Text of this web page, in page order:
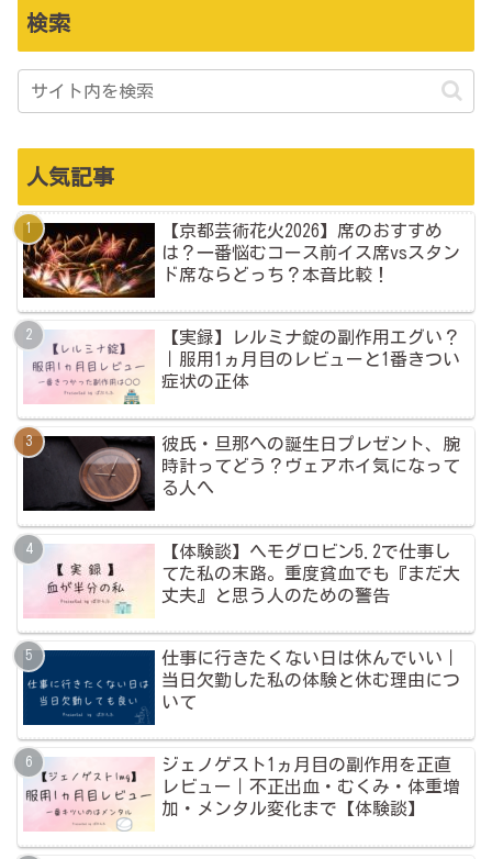
検索
人気記事
【京都芸術花火2026】席のおすすめ
は？一番悩むコース前イス席vsスタン
ド席ならどっち？本音比較！
【実録】レルミナ錠の副作用エグい？
｜服用1ヵ月目のレビューと1番きつい
症状の正体
彼氏・旦那への誕生日プレゼント、腕
時計ってどう？ヴェアホイ気になって
る人へ
【体験談】ヘモグロビン5.2で仕事し
てた私の末路。重度貧血でも『まだ大
丈夫』と思う人のための警告
仕事に行きたくない日は休んでいい｜
当日欠勤した私の体験と休む理由につ
いて
ジェノゲスト1ヵ月目の副作用を正直
レビュー｜不正出血・むくみ・体重増
加・メンタル変化まで【体験談】